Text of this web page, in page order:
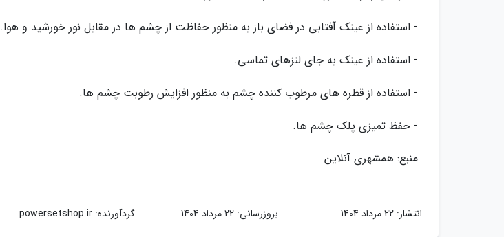
- استفاده از عینک آفتابی در فضای باز به منظور حفاظت از چشم ها در مقابل نور خورشید و هوا.
- استفاده از عینک به جای لنزهای تماسی.
- استفاده از قطره های مرطوب کننده چشم به منظور افزایش رطوبت چشم ها.
- حفظ تمیزی پلک چشم ها.
منبع: همشهری آنلاین
انتشار: 22 مرداد 1404 بروزرسانی: 22 مرداد 1404 گردآورنده:powersetshop.ir